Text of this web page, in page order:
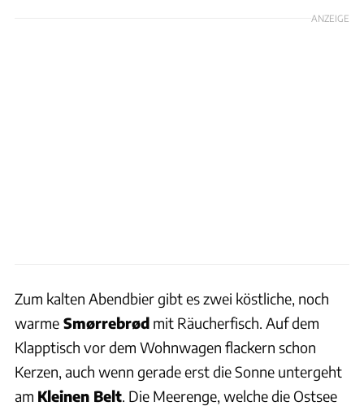
ANZEIGE
Zum kalten Abendbier gibt es zwei köstliche, noch
warme Smørrebrød mit Räucherfisch. Auf dem
Klapptisch vor dem Wohnwagen flackern schon
Kerzen, auch wenn gerade erst die Sonne untergeht
am Kleinen Belt. Die Meerenge, welche die Ostsee